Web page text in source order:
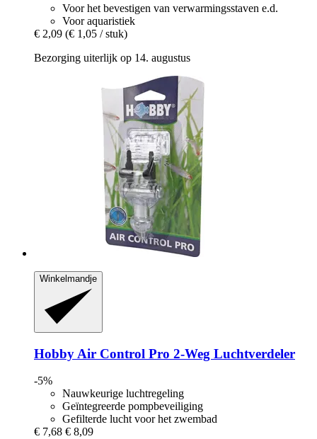
Voor het bevestigen van verwarmingsstaven e.d.
Voor aquaristiek
€ 2,09 (€ 1,05 / stuk)
Bezorging uiterlijk op 14. augustus
Winkelmandje
Hobby Air Control Pro 2-​Weg Luchtverdeler
-5%
Nauwkeurige luchtregeling
Geïntegreerde pompbeveiliging
Gefilterde lucht voor het zwembad
€ 7,68 € 8,09